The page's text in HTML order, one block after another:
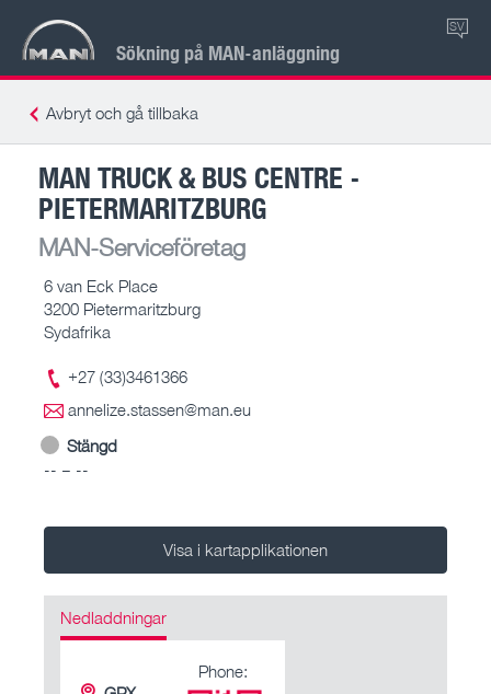
Sökning på MAN-anläggning
SV
Avbryt och gå tillbaka
MAN TRUCK & BUS CENTRE -
PIETERMARITZBURG
MAN-Serviceföretag
6 van Eck Place
3200 Pietermaritzburg
Sydafrika
+27 (33)3461366
annelize.stassen@man.eu
Stängd
-- – --
Visa i kartapplikationen
Nedladdningar
Phone: